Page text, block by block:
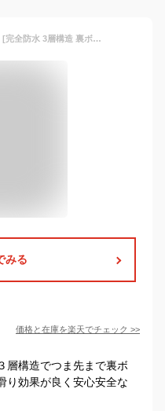
スノーブーツ メンズ レディース [完全防水 3層構造 裏ボアで足の指先まで暖かい 軽量400g] スノーシューズ 防寒 ブーツ 防水 防滑 滑り止め 雪 雪用 人気 ランキング 防寒靴 釣り 登山 アウトドア キャンプ 通学 通勤 あったか 裏起毛 冬靴 長靴 LAD WEATHER ラドウェザー
みる
価格と在庫を楽天でチェック >>
層構造でつま先まで裏ボ
り効果が良く安心安全な